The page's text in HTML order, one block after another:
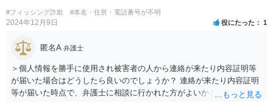
#フィッシング詐欺 #本名・住所・電話番号が不明
2024年12月9日 役にたった 1
匿名A 弁護士
＞個人情報を勝手に使用され被害者の人から連絡が来たり内容証明等
が届いた場合はどうしたら良いのでしょうか？ 連絡が来たり内容証明
等が届いた時点で、弁護士に相談に行かれた方がよいかと思います。